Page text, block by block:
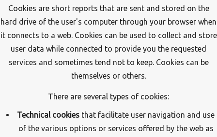
Cookies are short reports that are sent and stored on the
hard drive of the user's computer through your browser when
it connects to a web. Cookies can be used to collect and store
user data while connected to provide you the requested
services and sometimes tend not to keep. Cookies can be
themselves or others.
There are several types of cookies:
Technical cookies that facilitate user navigation and use
of the various options or services offered by the web as